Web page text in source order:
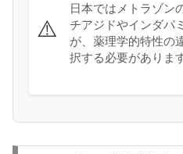
⚠️
日本ではメトラゾン
チアジドやインダパ
が、薬理学的特性の
択する必要がありま